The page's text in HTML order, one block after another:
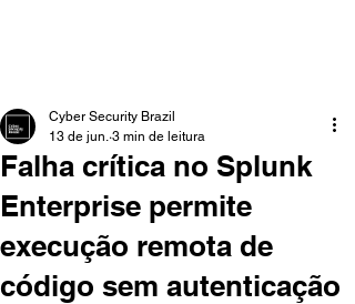
Falha crítica no Splunk
Enterprise permite
execução remota de
código sem autenticação
Cyber Security Brazil
13 de jun. 3 min de leitura